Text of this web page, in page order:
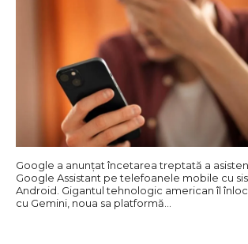
Google a anunțat încetarea treptată a
Google Assistant pe telefoanele mobile cu
Android. Gigantul tehnologic american îl
cu Gemini, noua sa platformă…